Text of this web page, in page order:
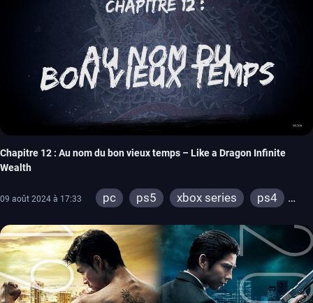
Chapitre 12 : Au nom du bon vieux temps – Like a Dragon Infinite
Wealth
09 août 2024 à 17:33 pc ps5 xbox series
ps4